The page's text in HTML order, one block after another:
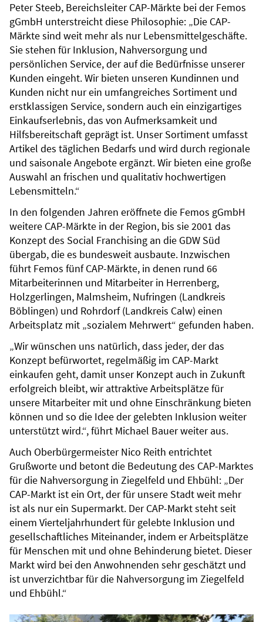
Peter Steeb, Bereichsleiter CAP-Märkte bei der Femos
gGmbH unterstreicht diese Philosophie: „Die CAP-
Märkte sind weit mehr als nur Lebensmittelgeschäfte.
Sie stehen für Inklusion, Nahversorgung und
persönlichen Service, der auf die Bedürfnisse unserer
Kunden eingeht. Wir bieten unseren Kundinnen und
Kunden nicht nur ein umfangreiches Sortiment und
erstklassigen Service, sondern auch ein einzigartiges
Einkaufserlebnis, das von Aufmerksamkeit und
Hilfsbereitschaft geprägt ist. Unser Sortiment umfasst
Artikel des täglichen Bedarfs und wird durch regionale
und saisonale Angebote ergänzt. Wir bieten eine große
Auswahl an frischen und qualitativ hochwertigen
Lebensmitteln.“
In den folgenden Jahren eröffnete die Femos gGmbH
weitere CAP-Märkte in der Region, bis sie 2001 das
Konzept des Social Franchising an die GDW Süd
übergab, die es bundesweit ausbaute. Inzwischen
führt Femos fünf CAP-Märkte, in denen rund 66
Mitarbeiterinnen und Mitarbeiter in Herrenberg,
Holzgerlingen, Malmsheim, Nufringen (Landkreis
Böblingen) und Rohrdorf (Landkreis Calw) einen
Arbeitsplatz mit „sozialem Mehrwert“ gefunden haben.
„Wir wünschen uns natürlich, dass jeder, der das
Konzept befürwortet, regelmäßig im CAP-Markt
einkaufen geht, damit unser Konzept auch in Zukunft
erfolgreich bleibt, wir attraktive Arbeitsplätze für
unsere Mitarbeiter mit und ohne Einschränkung bieten
können und so die Idee der gelebten Inklusion weiter
unterstützt wird.“, führt Michael Bauer weiter aus.
Auch Oberbürgermeister Nico Reith entrichtet
Grußworte und betont die Bedeutung des CAP-Marktes
für die Nahversorgung in Ziegelfeld und Ehbühl: „Der
CAP-Markt ist ein Ort, der für unsere Stadt weit mehr
ist als nur ein Supermarkt. Der CAP-Markt steht seit
einem Vierteljahrhundert für gelebte Inklusion und
gesellschaftliches Miteinander, indem er Arbeitsplätze
für Menschen mit und ohne Behinderung bietet. Dieser
Markt wird bei den Anwohnenden sehr geschätzt und
ist unverzichtbar für die Nahversorgung im Ziegelfeld
und Ehbühl.“